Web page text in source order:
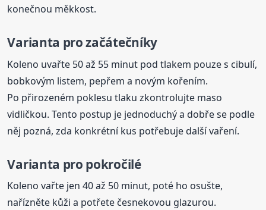
konečnou měkkost.
Varianta pro začátečníky
Koleno uvařte 50 až 55 minut pod tlakem pouze s cibulí,
bobkovým listem, pepřem a novým kořením.
Po přirozeném poklesu tlaku zkontrolujte maso
vidličkou. Tento postup je jednoduchý a dobře se podle
něj pozná, zda konkrétní kus potřebuje další vaření.
Varianta pro pokročilé
Koleno vařte jen 40 až 50 minut, poté ho osušte,
nařízněte kůži a potřete česnekovou glazurou.